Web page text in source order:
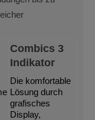
Combics 3
Indikator
Die komfortable
Lösung durch
grafisches
Display,